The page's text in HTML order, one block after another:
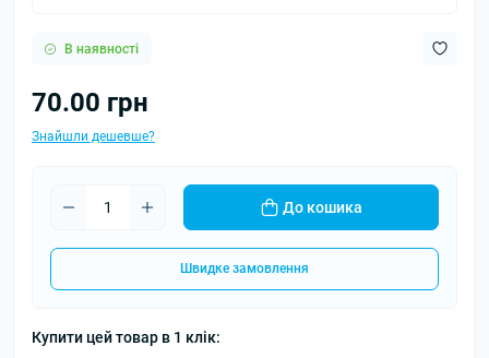
В наявності
70.00 грн
Знайшли дешевше?
До кошика
Швидке замовлення
Купити цей товар в 1 клік: